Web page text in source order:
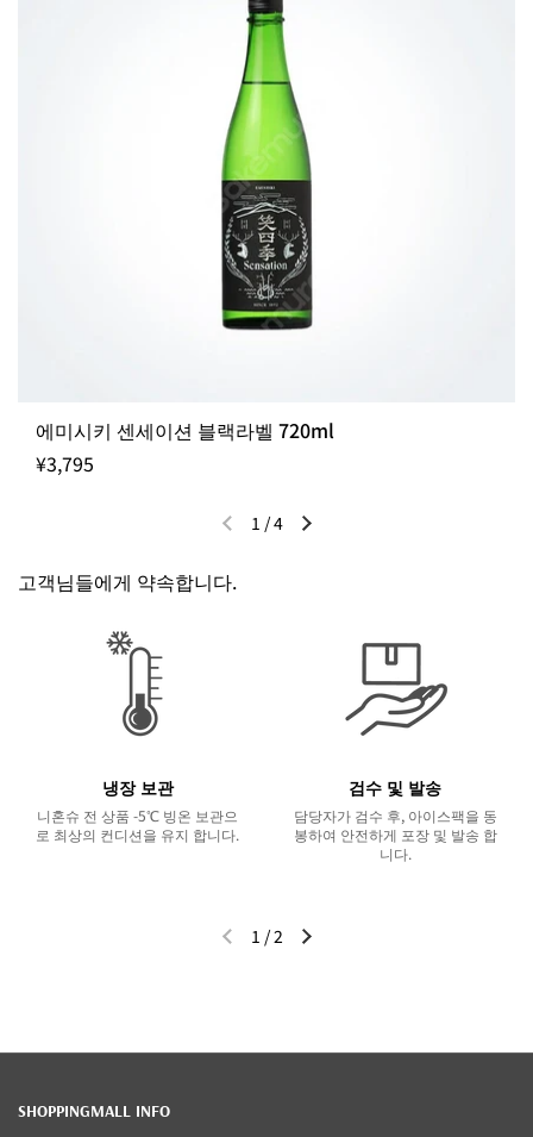
에미시키 센세이션 블랙라벨 720ml
¥3,795
이전 슬라이드다음 슬라이드
1 /4
고객님들에게 약속합니다.
냉장 보관
니혼슈 전 상품 -5℃ 빙온 보관으
로 최상의 컨디션을 유지 합니다.
검수 및 발송
담당자가 검수 후, 아이스팩을 동
봉하여 안전하게 포장 및 발송 합
니다.
이전 슬라이드다음 슬라이드
1 /2
SHOPPINGMALL INFO